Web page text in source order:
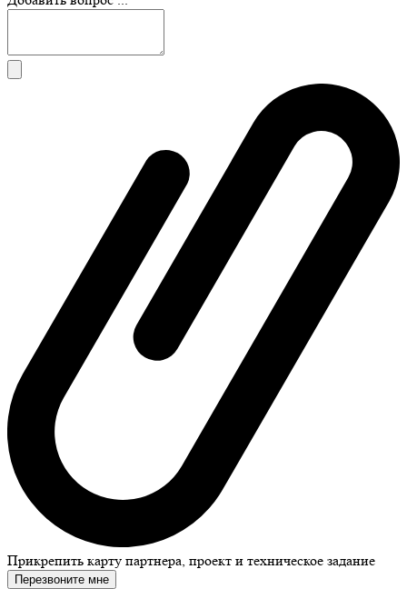
Прикрепить карту партнера, проект и техническое задание
Перезвоните мне